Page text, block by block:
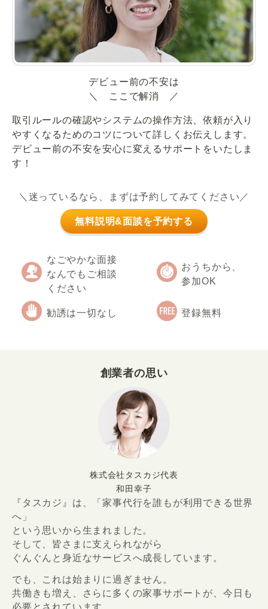
デビュー前の不安は
＼ ここで解消 ／
取引ルールの確認やシステムの操作方法、依頼が入り
やすくなるためのコツについて詳しくお伝えします。
デビュー前の不安を安心に変えるサポートをいたしま
す！
＼迷っているなら、まずは予約してみてください／
無料説明&面談を予約する
なごやかな面接
なんでもご相談
ください
おうちから、
参加OK
勧誘は一切なし 登録無料
創業者の思い
株式会社タスカジ代表
和田幸子
『タスカジ』は、「家事代行を誰もが利用できる世界
へ」
という思いから生まれました。
そして、皆さまに支えられながら
ぐんぐんと身近なサービスへ成長しています。
でも、これは始まりに過ぎません。
共働きも増え、さらに多くの家事サポートが、今日も
必要とされています。